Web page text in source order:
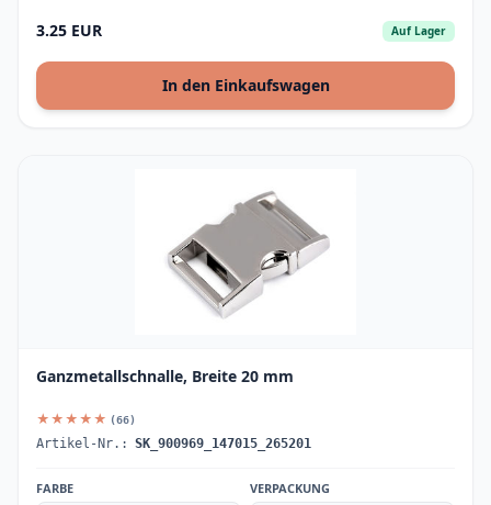
3.25 EUR Auf Lager
In den Einkaufswagen
Ganzmetallschnalle, Breite 20 mm
★★★★★ (66)
Artikel-Nr.: SK_900969_147015_265201
FARBE VERPACKUNG